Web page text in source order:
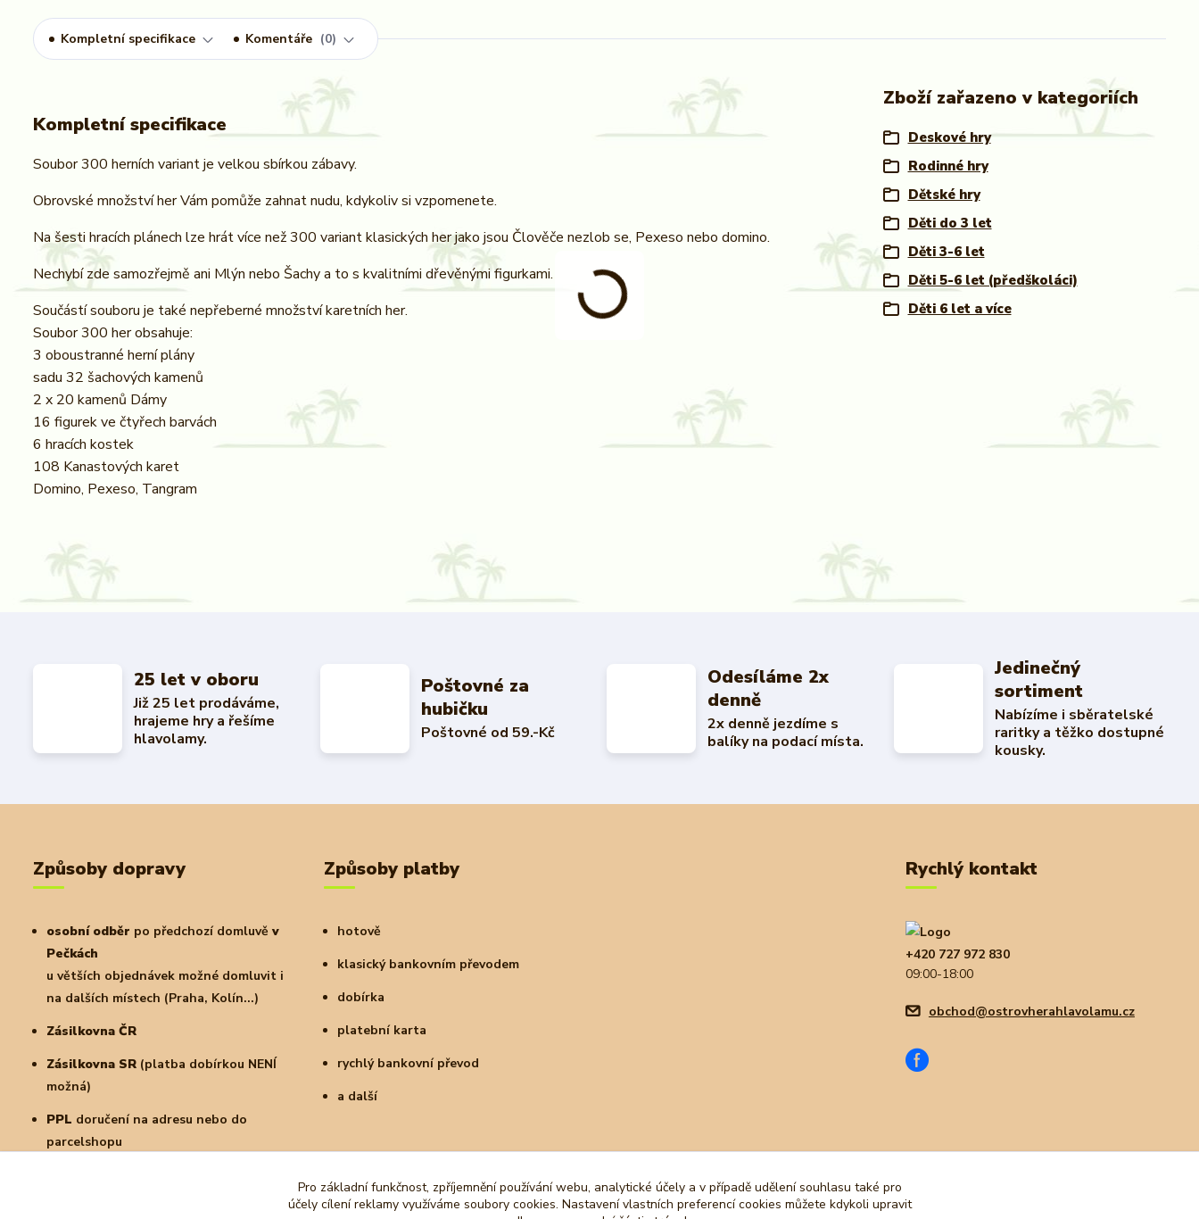
Kompletní specifikace Komentáře 0
Kompletní specifikace
Soubor 300 herních variant je velkou sbírkou zábavy.
Obrovské množství her Vám pomůže zahnat nudu, kdykoliv si vzpomenete.
Na šesti hracích plánech lze hrát více než 300 variant klasických her jako jsou Člověče nezlob se, Pexeso nebo domino.
Nechybí zde samozřejmě ani Mlýn nebo Šachy a to s kvalitními dřevěnými figurkami.
Součástí souboru je také nepřeberné množství karetních her.
Soubor 300 her obsahuje:
3 oboustranné herní plány
sadu 32 šachových kamenů
2 x 20 kamenů Dámy
16 figurek ve čtyřech barvách
6 hracích kostek
108 Kanastových karet
Domino, Pexeso, Tangram
Zboží zařazeno v kategoriích
Deskové hry
Rodinné hry
Dětské hry
Děti do 3 let
Děti 3-6 let
Děti 5-6 let (předškoláci)
Děti 6 let a více
25 let v oboru
Již 25 let prodáváme,
hrajeme hry a řešíme
hlavolamy.
Poštovné za
hubičku
Poštovné od 59.-Kč
Odesíláme 2x
denně
2x denně jezdíme s
balíky na podací místa.
Jedinečný
sortiment
Nabízíme i sběratelské
raritky a těžko dostupné
kousky.
Způsoby dopravy
osobní odběr po předchozí domluvě v
Pečkách
u větších objednávek možné domluvit i
na dalších místech (Praha, Kolín...)
Zásilkovna ČR
Zásilkovna SR (platba dobírkou NENÍ
možná)
PPL doručení na adresu nebo do
parcelshopu
Způsoby platby
hotově
klasický bankovním převodem
dobírka
platební karta
rychlý bankovní převod
a další
Rychlý kontakt
+420 727 972 830
09:00-18:00
obchod@ostrovherahlavolamu.cz
Pro základní funkčnost, zpříjemnění používání webu, analytické účely a v případě udělení souhlasu také pro
účely cílení reklamy využíváme soubory cookies. Nastavení vlastních preferencí cookies můžete kdykoli upravit